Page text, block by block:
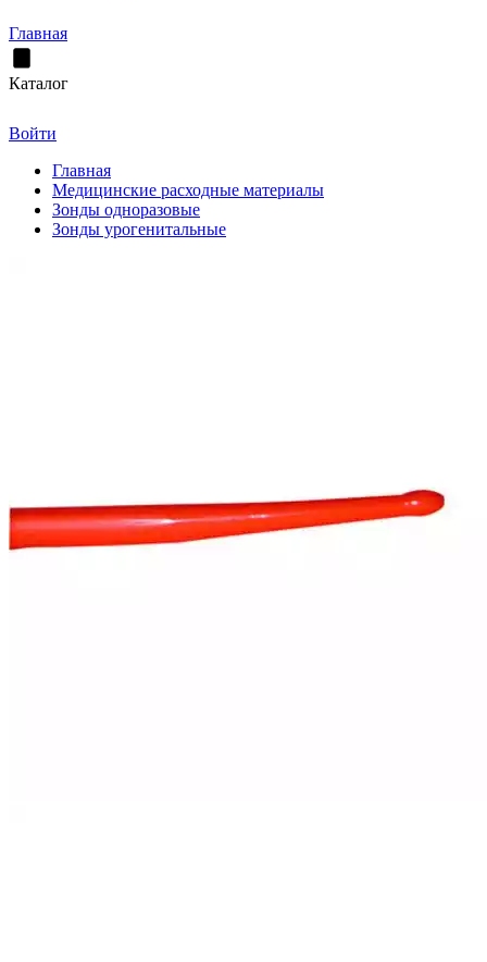
Главная
Каталог
Войти
Главная
Медицинские расходные материалы
Зонды одноразовые
Зонды урогенитальные